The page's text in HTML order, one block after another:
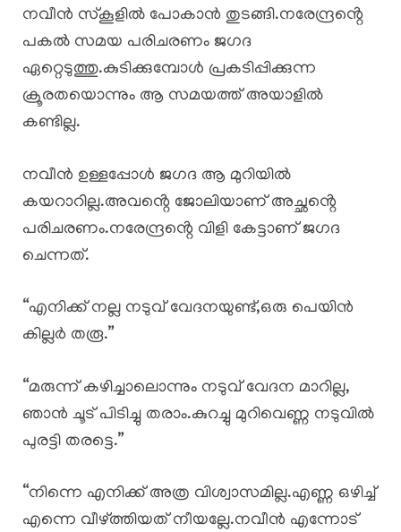
നവീൻ സ്കൂളിൽ പോകാൻ തുടങ്ങി.നരേന്ദ്രൻ്റെ
പകൽ സമയ പരിചരണം ജഗദ
ഏറ്റെടുത്തു.കുടിക്കുമ്പോൾ പ്രകടിപ്പിക്കുന്ന
ക്രൂരതയൊന്നും ആ സമയത്ത് അയാളിൽ
കണ്ടില്ല.
നവീൻ ഉള്ളപ്പോൾ ജഗദ ആ മുറിയിൽ
കയറാറില്ല.അവൻ്റെ ജോലിയാണ് അച്ഛൻ്റെ
പരിചരണം.നരേന്ദ്രൻ്റെ വിളി കേട്ടാണ് ജഗദ
ചെന്നത്.
“എനിക്ക് നല്ല നടുവ് വേദനയുണ്ട്,ഒരു പെയിൻ
കില്ലർ തരൂ.”
“മരുന്ന് കഴിച്ചാലൊന്നും നടുവ് വേദന മാറില്ല,
ഞാൻ ചൂട് പിടിച്ചു തരാം.കുറച്ചു മുറിവെണ്ണ നടുവിൽ
പുരട്ടി തരട്ടെ.”
“നിന്നെ എനിക്ക് അത്ര വിശ്വാസമില്ല.എണ്ണ ഒഴിച്ച്
എന്നെ വീഴ്ത്തിയത് നീയല്ലേ.നവീൻ എന്നോട്